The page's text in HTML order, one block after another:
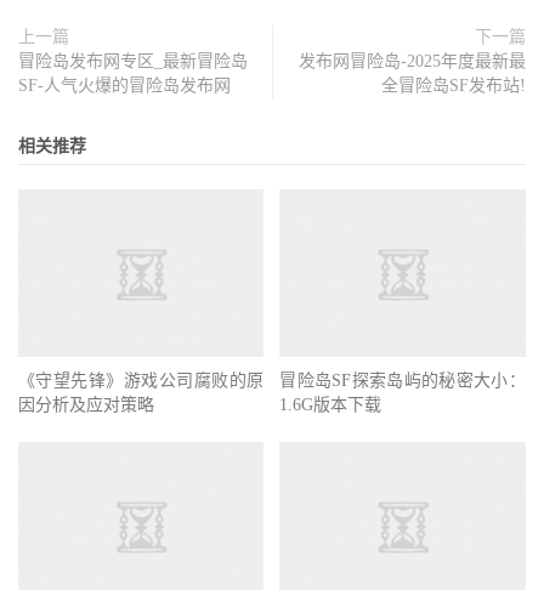
上一篇
冒险岛发布网专区_最新冒险岛
SF-人气火爆的冒险岛发布网
下一篇
发布网冒险岛-2025年度最新最
全冒险岛SF发布站!
相关推荐
《守望先锋》游戏公司腐败的原
因分析及应对策略
冒险岛SF探索岛屿的秘密大小：
1.6G版本下载